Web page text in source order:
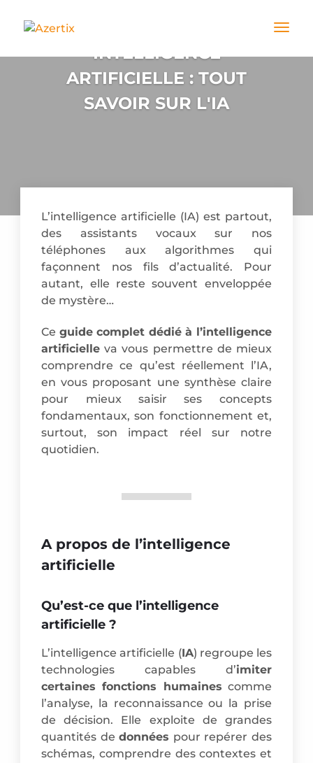
INTELLIGENCE
ARTIFICIELLE : TOUT
SAVOIR SUR L'IA
L’intelligence artificielle (IA) est partout,
des assistants vocaux sur nos
téléphones aux algorithmes qui
façonnent nos fils d’actualité. Pour
autant, elle reste souvent enveloppée
de mystère…
Ce guide complet dédié à l’intelligence
artificielle va vous permettre de mieux
comprendre ce qu’est réellement l’IA,
en vous proposant une synthèse claire
pour mieux saisir ses concepts
fondamentaux, son fonctionnement et,
surtout, son impact réel sur notre
quotidien.
A propos de l’intelligence
artificielle
Qu’est-ce que l’intelligence
artificielle ?
L’intelligence artificielle (IA) regroupe les
technologies capables d’imiter
certaines fonctions humaines comme
l’analyse, la reconnaissance ou la prise
de décision. Elle exploite de grandes
quantités dedonnées pour repérer des
schémas, comprendre des contextes et